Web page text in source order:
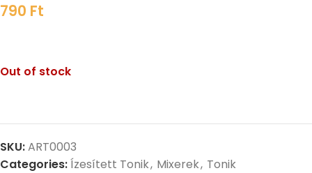
790 Ft
Out of stock
SKU:ART0003
Categories:Ízesített Tonik, Mixerek, Tonik